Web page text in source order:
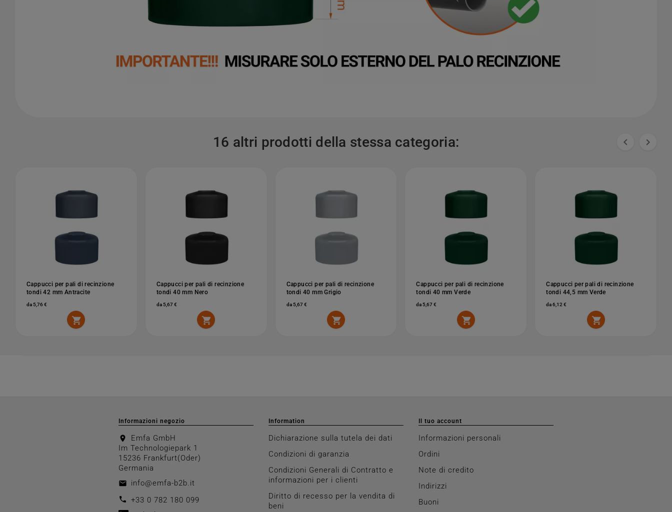
16 altri prodotti della stessa categoria:  
Cappucci per pali di recinzione
tondi 42 mm Antracite
da 5,76 €

Cappucci per pali di recinzione
tondi 40 mm Nero
da 5,67 €

Cappucci per pali di recinzione
tondi 40 mm Grigio
da 5,67 €

Cappucci per pali di recinzione
tondi 40 mm Verde
da 5,67 €

Cappucci per pali di recinzione
tondi 44,5 mm Verde
da 6,12 €

Informazioni negozio
location_on
Emfa GmbH
Im Technologiepark 1
15236 Frankfurt(Oder)
Germania
email info@emfa-b2b.it
call +33 0 782 180 099
Information
Dichiarazione sulla tutela dei dati
Condizioni di garanzia
Condizioni Generali di Contratto e
informazioni per i clienti
Diritto di recesso per la vendita di
beni
Il tuo account
Informazioni personali
Ordini
Note di credito
Indirizzi
Buoni